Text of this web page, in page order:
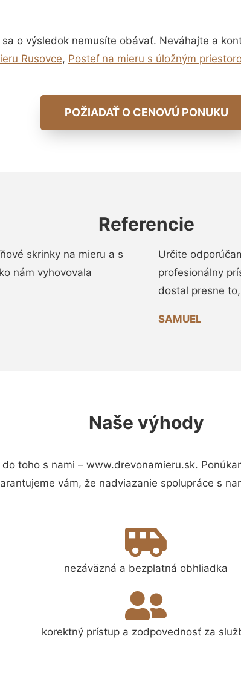
sa o výsledok nemusíte obávať. Neváhajte a
Rusovce, Posteľ na mieru s úložným
POŽIADAŤ O CENOVÚ PONUKU
Referencie
skrinky na mieru a s
nám vyhovovala
Určite
profesionálny
dostal presne
SAMUEL
Naše výhody
toho s nami – www.drevonamieru.sk.
vám, že nadviazanie spolupráce s
nezáväzná a bezplatná obhliadka
korektný prístup a zodpovednosť za